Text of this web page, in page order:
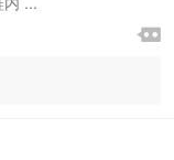

